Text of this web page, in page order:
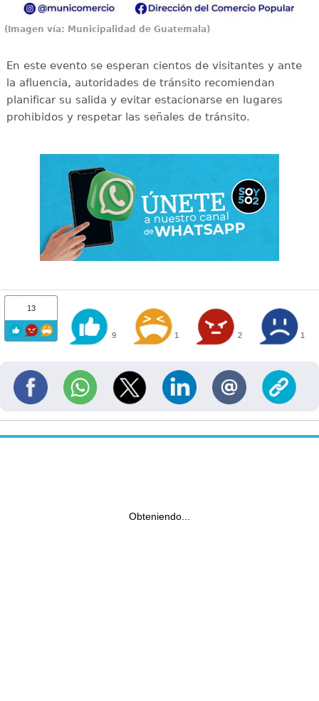
(Imagen vía: Municipalidad de Guatemala)
En este evento se esperan cientos de visitantes y ante
la afluencia, autoridades de tránsito recomiendan
planificar su salida y evitar estacionarse en lugares
prohibidos y respetar las señales de tránsito.
13
9 1 2 1
Obteniendo...